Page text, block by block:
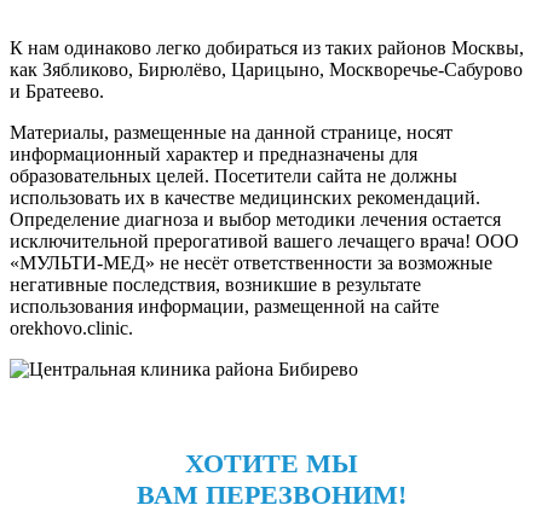
К нам одинаково легко добираться из таких районов Москвы,
как Зябликово, Бирюлёво, Царицыно, Москворечье-Сабурово
и Братеево.
Материалы, размещенные на данной странице, носят
информационный характер и предназначены для
образовательных целей. Посетители сайта не должны
использовать их в качестве медицинских рекомендаций.
Определение диагноза и выбор методики лечения остается
исключительной прерогативой вашего лечащего врача! ООО
«МУЛЬТИ-МЕД» не несёт ответственности за возможные
негативные последствия, возникшие в результате
использования информации, размещенной на сайте
orekhovo.clinic.
ХОТИТЕ МЫ
ВАМ ПЕРЕЗВОНИМ!